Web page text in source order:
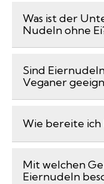
Was ist der
Nudeln ohne
Sind
Veganer
Wie bereite ich
Mit welchen
Eiernudeln